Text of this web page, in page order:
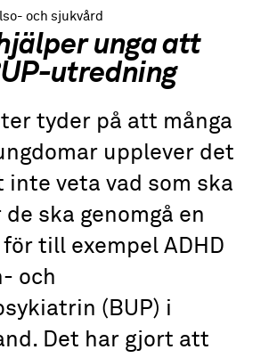
och sjukvård
unga att
utredning
tyder på att många
upplever det
veta vad som ska
de ska genomgå en
till exempel ADHD
och
(BUP) i
Det har gjort att